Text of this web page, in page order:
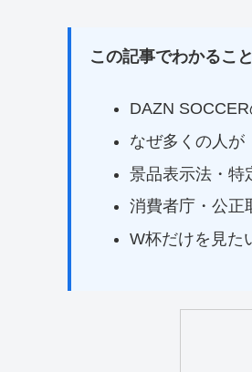
この記事でわかること
DAZN
なぜ多くの人
景品表示法・特
消費者庁・公正
W杯だけを見た